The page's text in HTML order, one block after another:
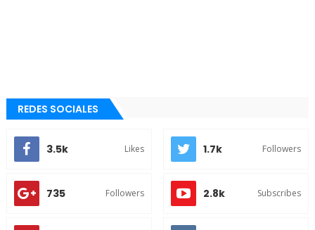
REDES SOCIALES
3.5k Likes 1.7k Followers
735 Followers 2.8k Subscribes